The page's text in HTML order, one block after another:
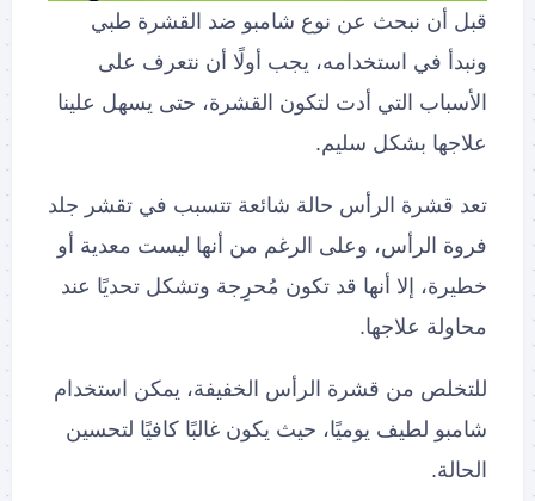
قبل أن نبحث عن نوع شامبو ضد القشرة طبي
ونبدأ في استخدامه، يجب أولًا أن نتعرف على
الأسباب التي أدت لتكون القشرة، حتى يسهل علينا
علاجها بشكل سليم.
تعد قشرة الرأس حالة شائعة تتسبب في تقشر جلد
فروة الرأس، وعلى الرغم من أنها ليست معدية أو
خطيرة، إلا أنها قد تكون مُحرِجة وتشكل تحديًا عند
محاولة علاجها.
للتخلص من قشرة الرأس الخفيفة، يمكن استخدام
شامبو لطيف يوميًا، حيث يكون غالبًا كافيًا لتحسين
الحالة.